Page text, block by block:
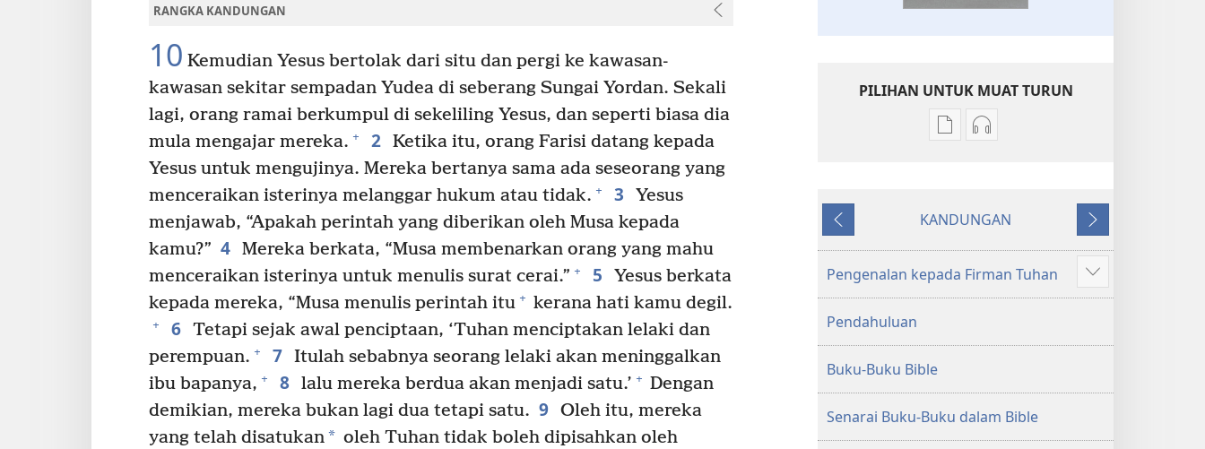
RANGKA KANDUNGAN
10 Kemudian Yesus bertolak dari situ dan pergi ke kawasan-
kawasan sekitar sempadan Yudea di seberang Sungai Yordan. Sekali
lagi, orang ramai berkumpul di sekeliling Yesus, dan seperti biasa dia
mula mengajar mereka. + 2 Ketika itu, orang Farisi datang kepada
Yesus untuk mengujinya. Mereka bertanya sama ada seseorang yang
menceraikan isterinya melanggar hukum atau tidak. + 3
Yesus
menjawab, “Apakah perintah yang diberikan oleh Musa kepada
kamu?” 4 Mereka berkata, “Musa membenarkan orang yang mahu
menceraikan isterinya untuk menulis surat cerai.” + 5
Yesus berkata
kepada mereka, “Musa menulis perintah itu + kerana hati kamu degil.
+ 6 Tetapi sejak awal penciptaan, ‘Tuhan menciptakan lelaki dan
perempuan. + 7 Itulah sebabnya seorang lelaki akan meninggalkan
ibu bapanya, + 8 lalu mereka berdua akan menjadi satu.’ + Dengan
demikian, mereka bukan lagi dua tetapi satu. 9 Oleh itu, mereka
yang telah disatukan* oleh Tuhan tidak boleh dipisahkan oleh
PILIHAN UNTUK MUAT TURUN
Pilihan
bahan
Kitab
Suci
Baharu
Pilihan
audio
Terjemahan
Sebelumnya
KANDUNGAN
Seterusnya
Pengenalan kepada Firman Tuhan
Tunjukkan
lagi
Pendahuluan
Buku-Buku Bible
Senarai Buku-Buku dalam Bible